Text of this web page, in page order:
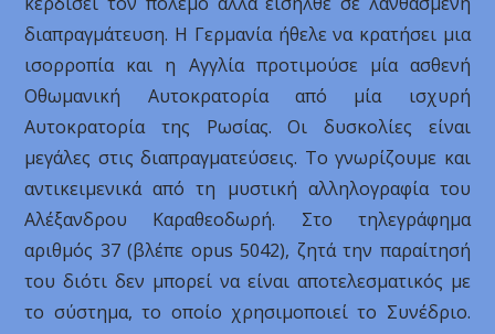
διαπραγμάτευση. Η Γερμανία ήθελε να κρατήσει μια
ισορροπία και η Αγγλία προτιμούσε μία ασθενή
Οθωμανική Αυτοκρατορία από μία ισχυρή
Αυτοκρατορία της Ρωσίας. Οι δυσκολίες είναι
μεγάλες στις διαπραγματεύσεις. Το γνωρίζουμε και
αντικειμενικά από τη μυστική αλληλογραφία του
Αλέξανδρου Καραθεοδωρή. Στο τηλεγράφημα
αριθμός 37 (βλέπε opus 5042), ζητά την παραίτησή
του διότι δεν μπορεί να είναι αποτελεσματικός με
το σύστημα, το οποίο χρησιμοποιεί το Συνέδριο.